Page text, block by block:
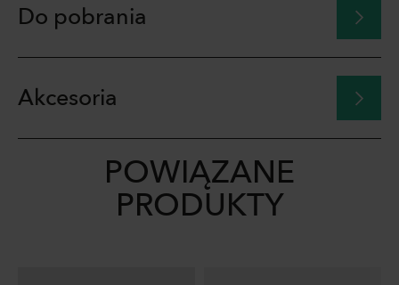
Do pobrania
Akcesoria
POWIĄZANE
PRODUKTY